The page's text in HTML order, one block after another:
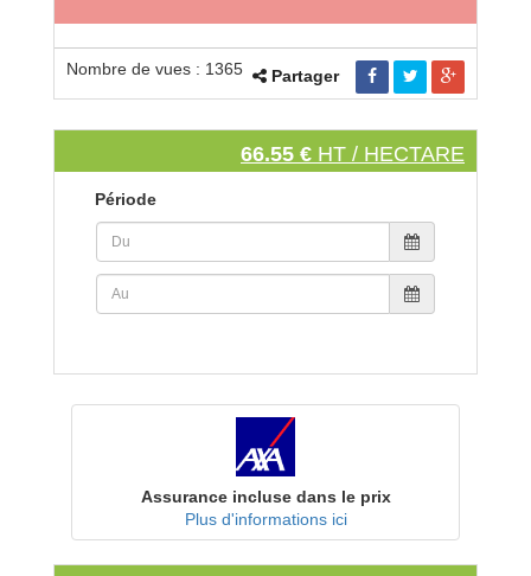
Nombre de vues : 1365 Partager
66.55 € HT / HECTARE
Période
Assurance incluse dans le prix
Plus d'informations ici